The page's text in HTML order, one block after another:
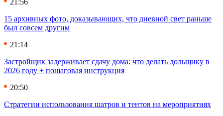
15 архивных фото, доказывающих, что дневной свет раньше
был совсем другим
21:14
Застройщик задерживает сдачу дома: что делать дольщику в
2026 году + пошаговая инструкция
20:50
Стратегии использования шатров и тентов на мероприятиях